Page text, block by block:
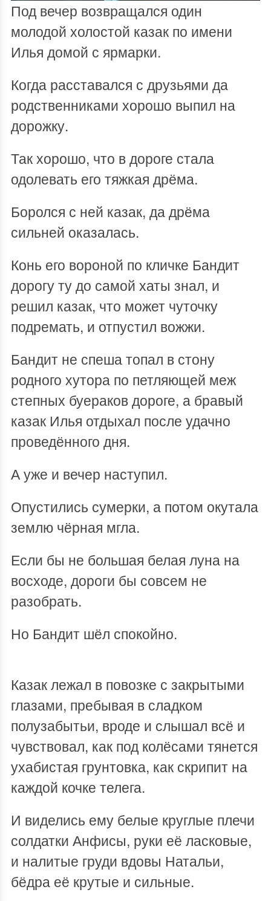
Под вечер возвращался один
молодой холостой казак по имени
Илья домой с ярмарки.
Когда расставался с друзьями да
родственниками хорошо выпил на
дорожку.
Так хорошо, что в дороге стала
одолевать его тяжкая дрёма.
Боролся с ней казак, да дрёма
сильней оказалась.
Конь его вороной по кличке Бандит
дорогу ту до самой хаты знал, и
решил казак, что может чуточку
подремать, и отпустил вожжи.
Бандит не спеша топал в стону
родного хутора по петляющей меж
степных буераков дороге, а бравый
казак Илья отдыхал после удачно
проведённого дня.
А уже и вечер наступил.
Опустились сумерки, а потом окутала
землю чёрная мгла.
Если бы не большая белая луна на
восходе, дороги бы совсем не
разобрать.
Но Бандит шёл спокойно.
Казак лежал в повозке с закрытыми
глазами, пребывая в сладком
полузабытьи, вроде и слышал всё и
чувствовал, как под колёсами тянется
ухабистая грунтовка, как скрипит на
каждой кочке телега.
И виделись ему белые круглые плечи
солдатки Анфисы, руки её ласковые,
и налитые груди вдовы Натальи,
бёдра её крутые и сильные.